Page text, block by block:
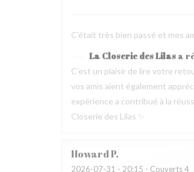
C'était très bien passé et mes
La Closerie des Lilas a
C’est un plaisir de lire votre
vos amis aient également
expérience a contribué à la
Closerie des Lilas ✨
HowardP
2026-07-31 - 20:15 - Couverts 4